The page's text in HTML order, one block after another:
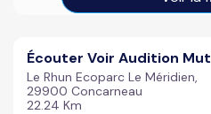
Écouter Voir Audition
Le Rhun Ecoparc Le Méridien,
29900 Concarneau
22.24 Km